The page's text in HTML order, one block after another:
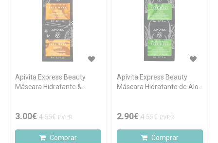
Apivita Express Beauty
Máscara Hidratante &
3.00€ 4.55€ PVPR
Comprar
Apivita Express Beauty
Máscara Hidratante de Aloé
2.90€ 4.55€ PVPR
Comprar